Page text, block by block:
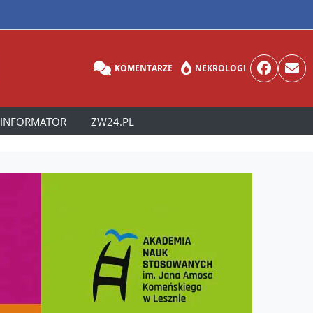
KOMENTARZE NEKROLOGI
INFORMATOR ZW24.PL